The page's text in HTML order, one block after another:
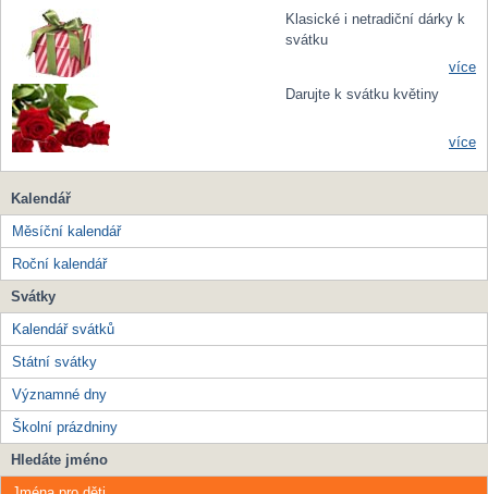
Klasické i netradiční dárky k
svátku
více
Darujte k svátku květiny
více
Kalendář
Měsíční kalendář
Roční kalendář
Svátky
Kalendář svátků
Státní svátky
Významné dny
Školní prázdniny
Hledáte jméno